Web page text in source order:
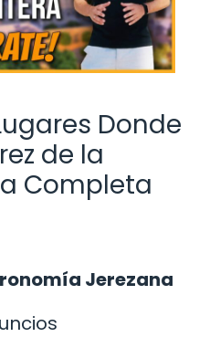
Donde
de la
Completa
Jerezana